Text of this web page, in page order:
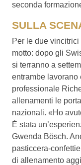
seconda
SULLA
Per le due
motto: dopo gli
si terranno a
entrambe lavorano
professionale
allenamenti le
nazionali. «Ho
È stata
Gwenda Bösch.
pasticcera-
di allenamento